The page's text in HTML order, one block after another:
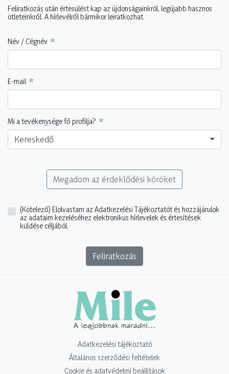
Feliratkozás után értesülést kap az újdonságainkról, legújabb hasznos
ötleteinkről. A hírlevélről bármikor leiratkozhat.
Név / Cégnév
E-mail
Mi a tevékenysége fő profilja?
Kereskedő
Megadom az érdeklődési köröket
(Kötelező) Elolvastam az Adatkezelési Tájékoztatót és hozzájárulok
az adataim kezeléséhez elektronikus hírlevelek és értesítések
küldése céljából.
Feliratkozás
Adatkezelési tájékoztató
Általános szerződési feltételek
Cookie és adatvédelmi beállítások